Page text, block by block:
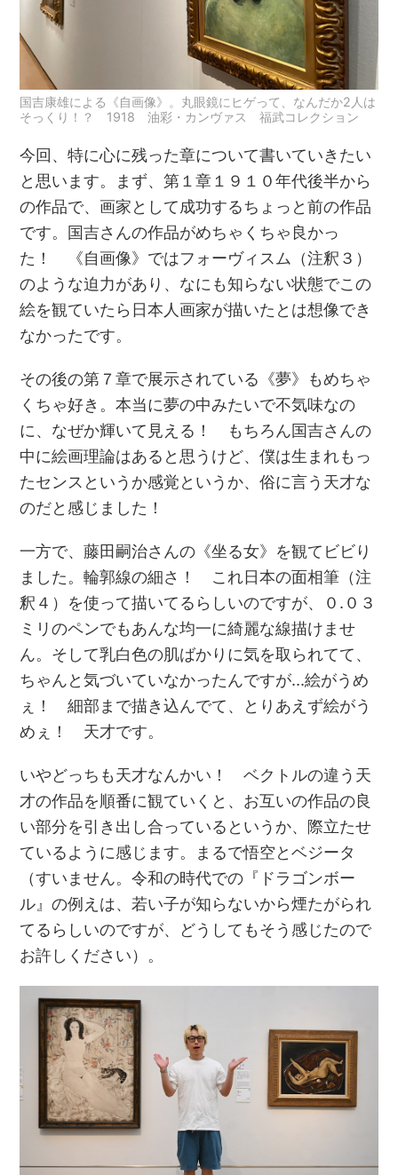
国吉康雄による《自画像》。丸眼鏡にヒゲって、なんだか2人は
そっくり！？ 1918 油彩・カンヴァス 福武コレクション
今回、特に心に残った章について書いていきたい
と思います。まず、第１章１９１０年代後半から
の作品で、画家として成功するちょっと前の作品
です。国吉さんの作品がめちゃくちゃ良かっ
た！ 《自画像》ではフォーヴィスム（注釈３）
のような迫力があり、なにも知らない状態でこの
絵を観ていたら日本人画家が描いたとは想像でき
なかったです。
その後の第７章で展示されている《夢》もめちゃ
くちゃ好き。本当に夢の中みたいで不気味なの
に、なぜか輝いて見える！ もちろん国吉さんの
中に絵画理論はあると思うけど、僕は生まれもっ
たセンスというか感覚というか、俗に言う天才な
のだと感じました！
一方で、藤田嗣治さんの《坐る女》を観てビビり
ました。輪郭線の細さ！ これ日本の面相筆（注
釈４）を使って描いてるらしいのですが、０.０３
ミリのペンでもあんな均一に綺麗な線描けませ
ん。そして乳白色の肌ばかりに気を取られてて、
ちゃんと気づいていなかったんですが…絵がうめ
ぇ！ 細部まで描き込んでて、とりあえず絵がう
めぇ！ 天才です。
いやどっちも天才なんかい！ ベクトルの違う天
才の作品を順番に観ていくと、お互いの作品の良
い部分を引き出し合っているというか、際立たせ
ているように感じます。まるで悟空とベジータ
（すいません。令和の時代での『ドラゴンボー
ル』の例えは、若い子が知らないから煙たがられ
てるらしいのですが、どうしてもそう感じたので
お許しください）。